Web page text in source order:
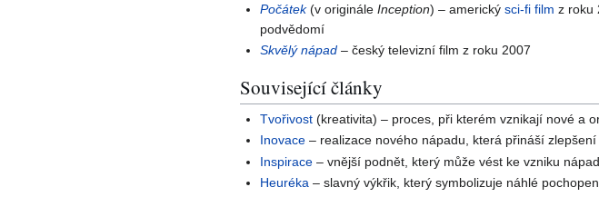
Počátek(v origináleInception) – americkýsci-fi film z roku
podvědomí
Skvělý nápad – český televizní film z roku 2007
Související články
Tvořivost (kreativita) – proces, při kterém vznikají nové a
Inovace – realizace nového nápadu, která přináší zlepšení
Inspirace – vnější podnět, který může vést ke vzniku
Heuréka – slavný výkřik, který symbolizuje náhlé